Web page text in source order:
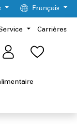
Français
Carrières